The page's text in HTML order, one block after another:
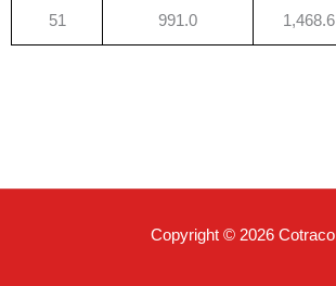
51 991.0 1,468.6
Copyright © 2026 Cotraco